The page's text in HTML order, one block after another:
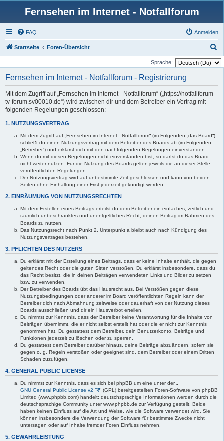
Fernsehen im Internet - Notfallforum
FAQ Anmelden
Startseite Foren-Übersicht
u
Sprache:
Fernsehen im Internet - Notfallforum - Registrierung
Mit dem Zugriff auf „Fernsehen im Internet - Notfallforum“ („https://notfallforum-
tv-forum.sv00010.de“) wird zwischen dir und dem Betreiber ein Vertrag mit
folgenden Regelungen geschlossen:
1. NUTZUNGSVERTRAG
Mit dem Zugriff auf „Fernsehen im Internet - Notfallforum“ (im Folgenden „das Board“)
schließt du einen Nutzungsvertrag mit dem Betreiber des Boards ab (im Folgenden
„Betreiber“) und erklärst dich mit den nachfolgenden Regelungen einverstanden.
Wenn du mit diesen Regelungen nicht einverstanden bist, so darfst du das Board
nicht weiter nutzen. Für die Nutzung des Boards gelten jeweils die an dieser Stelle
veröffentlichten Regelungen.
Der Nutzungsvertrag wird auf unbestimmte Zeit geschlossen und kann von beiden
Seiten ohne Einhaltung einer Frist jederzeit gekündigt werden.
2. EINRÄUMUNG VON NUTZUNGSRECHTEN
Mit dem Erstellen eines Beitrags erteilst du dem Betreiber ein einfaches, zeitlich und
räumlich unbeschränktes und unentgeltliches Recht, deinen Beitrag im Rahmen des
Boards zu nutzen.
Das Nutzungsrecht nach Punkt 2, Unterpunkt a bleibt auch nach Kündigung des
Nutzungsvertrages bestehen.
3. PFLICHTEN DES NUTZERS
Du erklärst mit der Erstellung eines Beitrags, dass er keine Inhalte enthält, die gegen
geltendes Recht oder die guten Sitten verstoßen. Du erklärst insbesondere, dass du
das Recht besitzt, die in deinen Beiträgen verwendeten Links und Bilder zu setzen
bzw. zu verwenden.
Der Betreiber des Boards übt das Hausrecht aus. Bei Verstößen gegen diese
Nutzungsbedingungen oder anderer im Board veröffentlichten Regeln kann der
Betreiber dich nach Abmahnung zeitweise oder dauerhaft von der Nutzung dieses
Boards ausschließen und dir ein Hausverbot erteilen.
Du nimmst zur Kenntnis, dass der Betreiber keine Verantwortung für die Inhalte von
Beiträgen übernimmt, die er nicht selbst erstellt hat oder die er nicht zur Kenntnis
genommen hat. Du gestattest dem Betreiber, dein Benutzerkonto, Beiträge und
Funktionen jederzeit zu löschen oder zu sperren.
Du gestattest dem Betreiber darüber hinaus, deine Beiträge abzuändern, sofern sie
gegen o. g. Regeln verstoßen oder geeignet sind, dem Betreiber oder einem Dritten
Schaden zuzufügen.
4. GENERAL PUBLIC LICENSE
Du nimmst zur Kenntnis, dass es sich bei phpBB um eine unter der „
GNU General Public License v2
“ (GPL) bereitgestellten Foren-Software von phpBB
Limited (www.phpbb.com) handelt; deutschsprachige Informationen werden durch die
deutschsprachige Community unter www.phpbb.de zur Verfügung gestellt. Beide
haben keinen Einfluss auf die Art und Weise, wie die Software verwendet wird. Sie
können insbesondere die Verwendung der Software für bestimmte Zwecke nicht
untersagen oder auf Inhalte fremder Foren Einfluss nehmen.
5. GEWÄHRLEISTUNG